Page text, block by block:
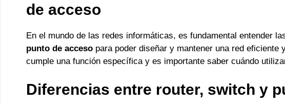
de acceso
En el mundo de las redes informáticas, es fundamental entender
punto de acceso para poder diseñar y mantener una red
cumple una función específica y es importante saber cuándo
Diferencias entre router, switch y